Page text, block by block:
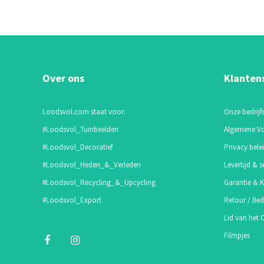
Over ons
Loodsvol.com staat voor:
#Loodsvol_Tuinbeelden
#Loodsvol_Decoratief
#Loodsvol_Heden_&_Verleden
#Loodsvol_Recycling_&_Upcycling
#Loodsvol_Export
Onze
Algemene
Privacy
Levertijd &
Garantie &
Retour /
Lid van het
Filmpjes